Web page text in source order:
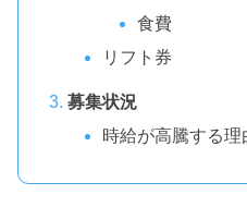
食費
リフト券
募集状況
時給が高騰する理